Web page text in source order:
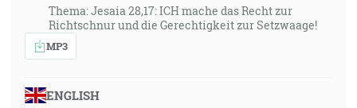
Thema: Jesaia 28,17: ICH mache das Recht zur
Richtschnur und die Gerechtigkeit zur Setzwaage!
MP3
ENGLISH